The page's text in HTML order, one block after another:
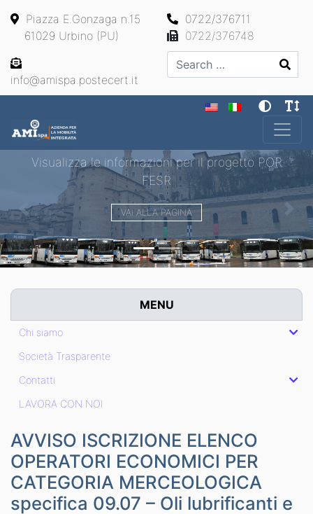
Piazza E.Gonzaga n.15
61029 Urbino (PU)
0722/376711
0722/376748
info@amispa.postecert.it
Search
Main Navigation
Visualizza le informazioni per il progetto POR
FESR
VAI ALLA PAGINA
Previous Next
MENU
Chi siamo
Società Trasparente
Contatti
LAVORA CON NOI
AVVISO ISCRIZIONE ELENCO
OPERATORI ECONOMICI PER
CATEGORIA MERCEOLOGICA
specifica 09.07 – Oli lubrificanti e